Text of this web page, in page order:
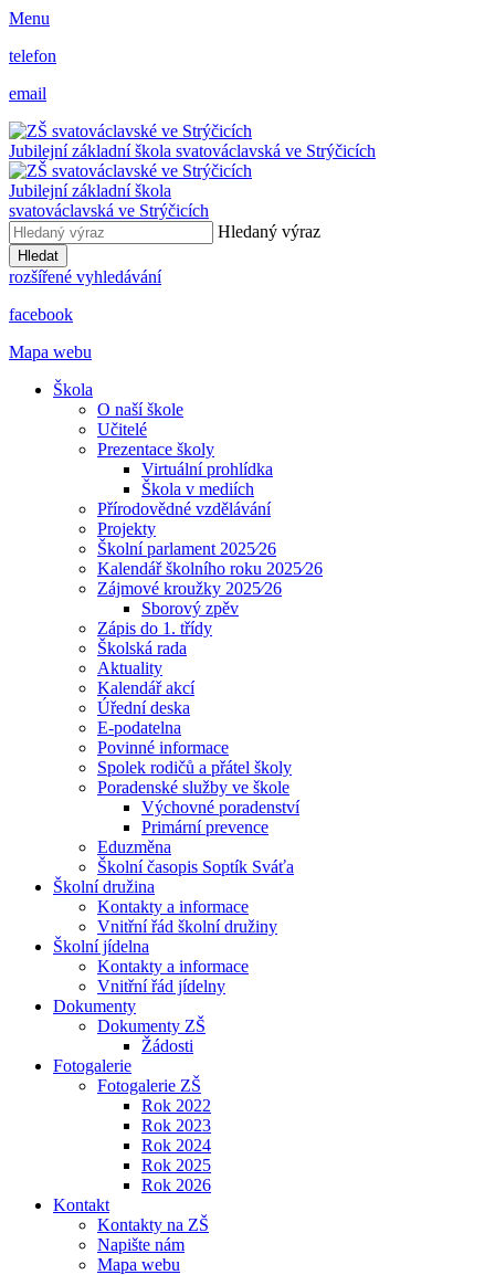
Menu
telefon
email
Jubilejní základní škola svatováclavská ve Strýčicích
Jubilejní základní škola
svatováclavská ve Strýčicích
Hledaný výraz
Hledat
rozšířené vyhledávání
facebook
Mapa webu
Škola
O naší škole
Učitelé
Prezentace školy
Virtuální prohlídka
Škola v mediích
Přírodovědné vzdělávání
Projekty
Školní parlament 2025⁄26
Kalendář školního roku 2025⁄26
Zájmové kroužky 2025⁄26
Sborový zpěv
Zápis do 1. třídy
Školská rada
Aktuality
Kalendář akcí
Úřední deska
E-podatelna
Povinné informace
Spolek rodičů a přátel školy
Poradenské služby ve škole
Výchovné poradenství
Primární prevence
Eduzměna
Školní časopis Soptík Sváťa
Školní družina
Kontakty a informace
Vnitřní řád školní družiny
Školní jídelna
Kontakty a informace
Vnitřní řád jídelny
Dokumenty
Dokumenty ZŠ
Žádosti
Fotogalerie
Fotogalerie ZŠ
Rok 2022
Rok 2023
Rok 2024
Rok 2025
Rok 2026
Kontakt
Kontakty na ZŠ
Napište nám
Mapa webu